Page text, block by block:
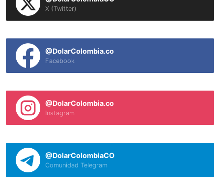
X (Twitter)
@DolarColombia.co
Facebook
@DolarColombia.co
Instagram
@DolarColombiaCO
Comunidad Telegram